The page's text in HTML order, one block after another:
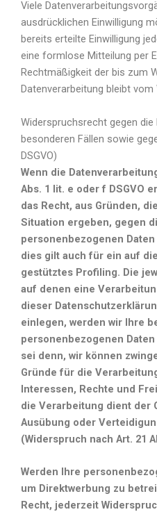
Viele
ausdrücklichen Einwilligung
bereits erteilte Einwilligung
eine formlose Mitteilung per
Rechtmäßigkeit der bis zum
Datenverarbeitung bleibt
Widerspruchsrecht gegen die
besonderen Fällen sowie
DSGVO)
Wenn die
Abs. 1 lit. e oder f DSGVO
das Recht, aus Gründen,
Situation ergeben, gegen
personenbezogenen
dies gilt auch für ein auf
gestütztes Profiling. Die
auf denen eine
dieser
einlegen, werden wir Ihre
personenbezogenen
sei denn, wir können
Gründe für die
Interessen, Rechte und
die Verarbeitung dient der
Ausübung oder
(Widerspruch nach Art. 21
Werden Ihre
um Direktwerbung zu
Recht, jederzeit